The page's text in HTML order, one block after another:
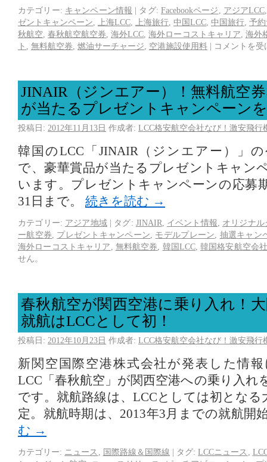
カテゴリー: キャンペーン情報 | タグ: Facebookページ アジアLCC
ゼントキャンペーン
上海LCC 上海旅行 中国LCC 中国旅行 予
秋航空 ,春秋航空航空券 ,海外LCC ,海外ローコストキャリア 海外
ト
無料航空券 燃油サーチャージ 空港施設使用料 | コメントを
JINAIR（ジンエアー）！無料航空
が当たるプレゼントキャンペーン
投稿日: 2012年11月13日 作成者: LCC格安航空会社なび！激安飛行
韓国のLCC「JINAIR（ジンエアー）」
で、豪華賞品が当たるプレゼントキャン
います。プレゼントキャンペーンの応募
31日まで。 続きを読む →
カテゴリー: アジア地域 | タグ: JINAIR イベント情報
オリジナル
ー航空券
プレゼントキャンペーン モデルプレーン
抽選キャン
海外ローコストキャリア
無料航空券 韓国LCC, 韓国格安航空会
せん。
春秋航空が関西空港に乗り入れ！
就航はLCCとして初！
投稿日: 2012年10月23日 作成者: LCC格安航空会社なび！激安飛行
新関空国際空港株式会社が発表した情
LCC「春秋航空」が関西空港への乗り入れ
です。就航路線は、LCCとしては初とな
定。就航時期は、2013年3月までの就航開
む →
カテゴリー: ニュース 国際路線＆国際線 | タグ: LCCニュース